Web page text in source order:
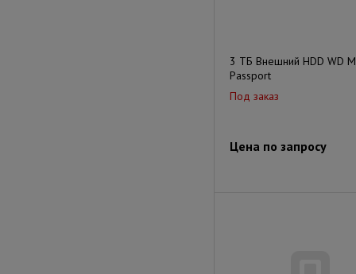
3 ТБ Внешний HDD WD
Passport
Под заказ
Цена по запросу